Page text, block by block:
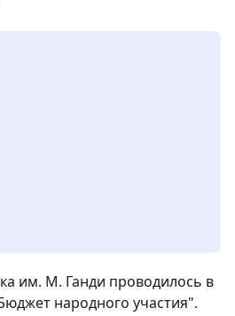
им. М. Ганди проводилось в
народного участия".